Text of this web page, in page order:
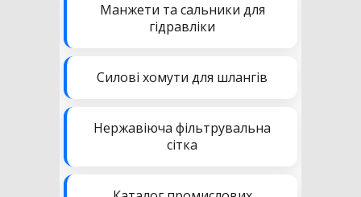
Манжети та сальники для
гідравліки
Силові хомути для шлангів
Нержавіюча фільтрувальна
сітка